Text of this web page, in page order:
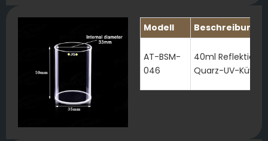
Modell Beschreibung
AT-BSM-
046
40ml
Quarz-UV-